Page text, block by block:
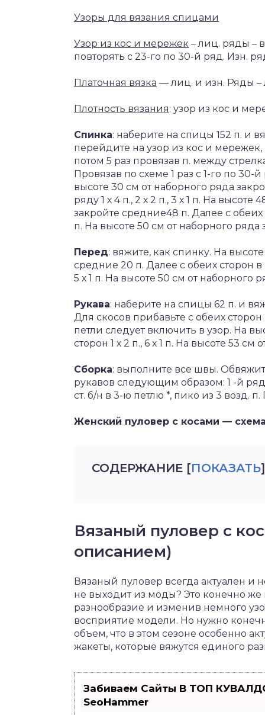
Узоры для вязания спицами
Узор из кос и мережек – лиц. ряды –
повторять с 23-го по 30-й ряд. Изн.
Платочная вязка — лиц. и изн. Ряды –
Плотность вязания: узор из кос и
Спинка: наберите на спицы 152 п. и
перейдите на узор из кос и
потом 5 раз провязав п. между
Провязав по схеме 1 раз с 1-го по 30-
высоте 30 см от наборного ряда
ряду 1 х 4 п., 2 х 2 п., 3 х 1 п. На
закройте средние48 п. Далее с обеих
п. На высоте 50 см от наборного
Перед: вяжите, как спинку. На
средние 20 п. Далее с обеих сторон в
5 х 1 п. На высоте 50 см от наборного
Рукава: наберите на спицы 62 п. и
Для скосов прибавьте с обеих
петли следует включить в узор. На
сторон 1 х 2 п., 6 х 1 п. На высоте 53
Сборка: выполните все швы.
рукавов следующим образом: 1 -й ряд
ст. б/н в 3-ю петлю *, пико из 3 возд.
Женский пуловер с косами —
СОДЕРЖАНИЕ [ПОКАЗАТЬ]
Вязаный пуловер с
описанием)
Вязаный пуловер всегда актуален и
не выходит из моды? Это конечно же
разнообразие и изменив немного
восприятие модели. Но нужно
объем, что в этом сезоне особенно
жакеты, которые вяжутся единого
Забиваем Сайты В ТОП
SeoHammer